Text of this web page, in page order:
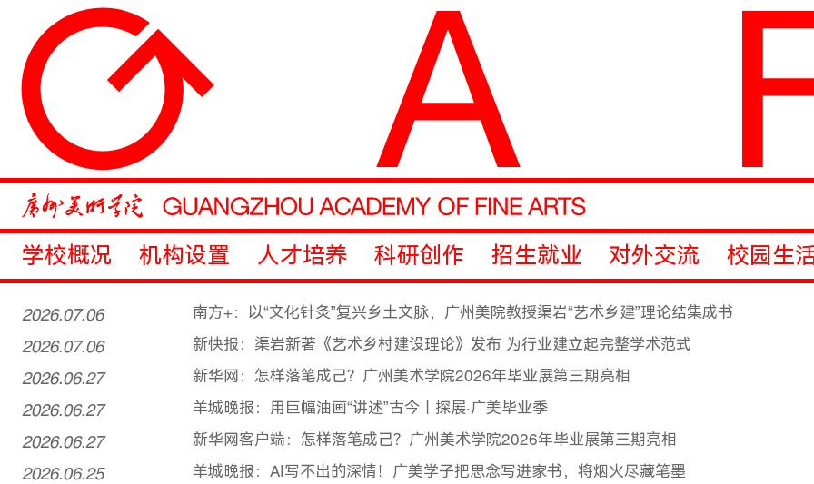
学校概况 机构设置 人才培养 科研创作 招生就业 对外交流 校园生
2026.07.06 南方+：以“文化针灸”复兴乡土文脉，广州美院教授渠岩“艺术乡建”理论结集成书
2026.07.06 新快报：渠岩新著《艺术乡村建设理论》发布 为行业建立起完整学术范式
2026.06.27 新华网：怎样落笔成己？广州美术学院2026年毕业展第三期亮相
2026.06.27 羊城晚报：用巨幅油画“讲述”古今｜探展·广美毕业季
2026.06.27 新华网客户端：怎样落笔成己？广州美术学院2026年毕业展第三期亮相
2026.06.25 羊城晚报：AI写不出的深情！广美学子把思念写进家书，将烟火尽藏笔墨